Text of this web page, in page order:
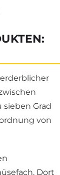
Grad
von
Dort